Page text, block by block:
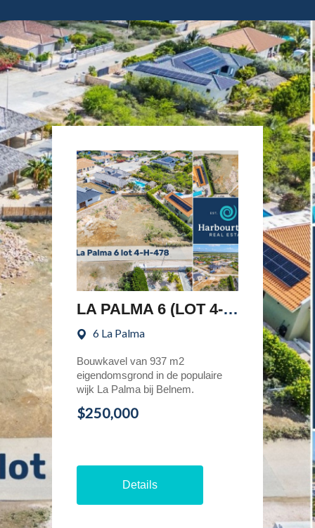
LA PALMA 6 (LOT 4-H-478)
6 La Palma
Bouwkavel van 937 m2
eigendomsgrond in de populaire
wijk La Palma bij Belnem.
$250,000
Details